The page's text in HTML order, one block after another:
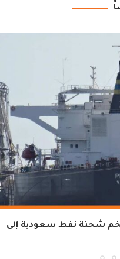
شحنة نفط سعودية إلى